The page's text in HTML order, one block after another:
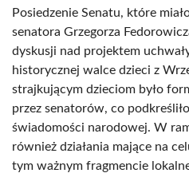
Posiedzenie Senatu, które
senatora Grzegorza
dyskusji nad projektem
historycznej walce dzieci z
strajkującym dzieciom było
przez senatorów, co
świadomości narodowej. W
również działania mające na
tym ważnym fragmencie